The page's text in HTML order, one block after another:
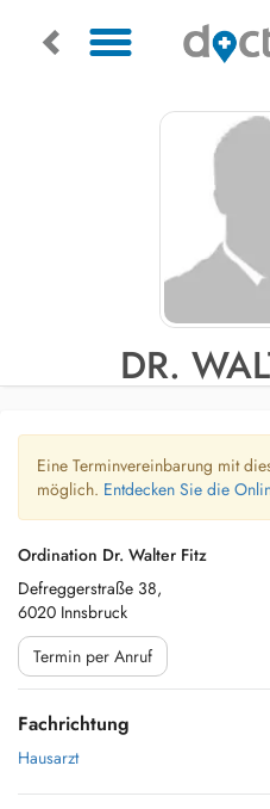
DR.
Eine Terminvereinbarung mit
möglich. Entdecken Sie die
Ordination Dr. Walter Fitz
Defreggerstraße 38,
6020 Innsbruck
Termin per Anruf
Fachrichtung
Hausarzt